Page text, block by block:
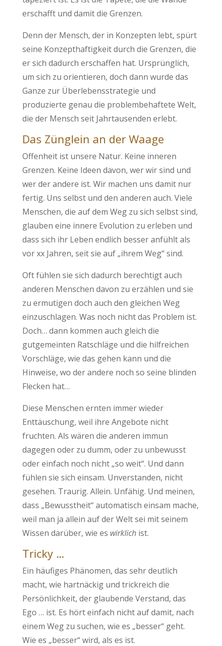
erschafft und damit die Grenzen.
Denn der Mensch, der in Konzepten lebt, spürt
seine Konzepthaftigkeit durch die Grenzen, die
er sich dadurch erschaffen hat. Ursprünglich,
um sich zu orientieren, doch dann wurde das
Ganze zur Überlebensstrategie und
produzierte genau die problembehaftete Welt,
die der Mensch seit Jahrtausenden erlebt.
Das Zünglein an der Waage
Offenheit ist unsere Natur. Keine inneren
Grenzen. Keine Ideen davon, wer wir sind und
wer der andere ist. Wir machen uns damit nur
fertig. Uns selbst und den anderen auch. Viele
Menschen, die auf dem Weg zu sich selbst sind,
glauben eine innere Evolution zu erleben und
dass sich ihr Leben endlich besser anfühlt als
vor xx Jahren, seit sie auf „ihrem Weg“ sind.
Oft fühlen sie sich dadurch berechtigt auch
anderen Menschen davon zu erzählen und sie
zu ermutigen doch auch den gleichen Weg
einzuschlagen. Was noch nicht das Problem ist.
Doch… dann kommen auch gleich die
gutgemeinten Ratschläge und die hilfreichen
Vorschläge, wie das gehen kann und die
Hinweise, wo der andere noch so seine blinden
Flecken hat…
Diese Menschen ernten immer wieder
Enttäuschung, weil ihre Angebote nicht
fruchten. Als wären die anderen immun
dagegen oder zu dumm, oder zu unbewusst
oder einfach noch nicht „so weit“. Und dann
fühlen sie sich einsam. Unverstanden, nicht
gesehen. Traurig. Allein. Unfähig. Und meinen,
dass „Bewusstheit“ automatisch einsam mache,
weil man ja allein auf der Welt sei mit seinem
Wissen darüber, wie es wirklichist.
Tricky …
Ein häufiges Phänomen, das sehr deutlich
macht, wie hartnäckig und trickreich die
Persönlichkeit, der glaubende Verstand, das
Ego … ist. Es hört einfach nicht auf damit, nach
einem Weg zu suchen, wie es „besser“ geht.
Wie es „besser“ wird, als es ist.